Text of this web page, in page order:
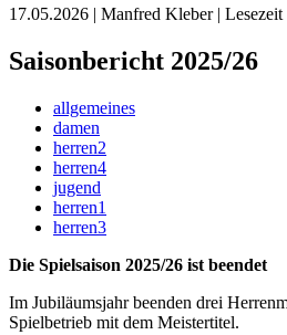
17.05.2026 | Manfred Kleber | Lesezeit
Saisonbericht 2025/26
allgemeines
damen
herren2
herren4
jugend
herren1
herren3
Die Spielsaison 2025/26 ist beendet
Im Jubiläumsjahr beenden drei
Spielbetrieb mit dem Meistertitel.